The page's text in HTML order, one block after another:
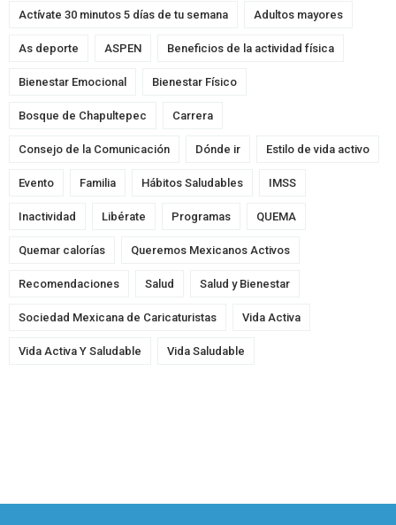
Actívate 30 minutos 5 días de tu semana Adultos mayores
As deporte ASPEN Beneficios de la actividad física
Bienestar Emocional Bienestar Físico
Bosque de Chapultepec Carrera
Consejo de la Comunicación Dónde ir Estilo de vida activo
Evento Familia Hábitos Saludables IMSS
Inactividad Libérate Programas QUEMA
Quemar calorías Queremos Mexicanos Activos
Recomendaciones Salud Salud y Bienestar
Sociedad Mexicana de Caricaturistas Vida Activa
Vida Activa Y Saludable Vida Saludable